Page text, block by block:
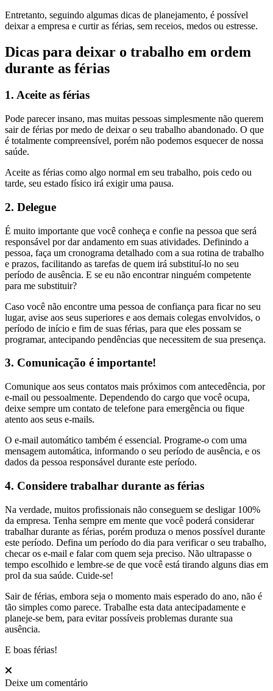
Entretanto, seguindo algumas dicas de planejamento, é possível
deixar a empresa e curtir as férias, sem receios, medos ou estresse.
Dicas para deixar o trabalho em ordem
durante as férias
1. Aceite as férias
Pode parecer insano, mas muitas pessoas simplesmente não querem
sair de férias por medo de deixar o seu trabalho abandonado. O que
é totalmente compreensível, porém não podemos esquecer de nossa
saúde.
Aceite as férias como algo normal em seu trabalho, pois cedo ou
tarde, seu estado físico irá exigir uma pausa.
2. Delegue
É muito importante que você conheça e confie na pessoa que será
responsável por dar andamento em suas atividades. Definindo a
pessoa, faça um cronograma detalhado com a sua rotina de trabalho
e prazos, facilitando as tarefas de quem irá substituí-lo no seu
período de ausência. E se eu não encontrar ninguém competente
para me substituir?
Caso você não encontre uma pessoa de confiança para ficar no seu
lugar, avise aos seus superiores e aos demais colegas envolvidos, o
período de início e fim de suas férias, para que eles possam se
programar, antecipando pendências que necessitem de sua presença.
3. Comunicação é importante!
Comunique aos seus contatos mais próximos com antecedência, por
e-mail ou pessoalmente. Dependendo do cargo que você ocupa,
deixe sempre um contato de telefone para emergência ou fique
atento aos seus e-mails.
O e-mail automático também é essencial. Programe-o com uma
mensagem automática, informando o seu período de ausência, e os
dados da pessoa responsável durante este período.
4. Considere trabalhar durante as férias
Na verdade, muitos profissionais não conseguem se desligar 100%
da empresa. Tenha sempre em mente que você poderá considerar
trabalhar durante as férias, porém produza o menos possível durante
este período. Defina um período do dia para verificar o seu trabalho,
checar os e-mail e falar com quem seja preciso. Não ultrapasse o
tempo escolhido e lembre-se de que você está tirando alguns dias em
prol da sua saúde. Cuide-se!
Sair de férias, embora seja o momento mais esperado do ano, não é
tão simples como parece. Trabalhe esta data antecipadamente e
planeje-se bem, para evitar possíveis problemas durante sua
ausência.
E boas férias!
Deixe um comentário